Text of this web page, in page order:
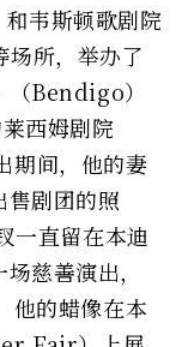
韦斯顿歌剧院
所，举办了
Bendigo）
西姆剧院
期间，他的妻
售剧团的照
一直留在本迪
慈善演出，
他的蜡像在本